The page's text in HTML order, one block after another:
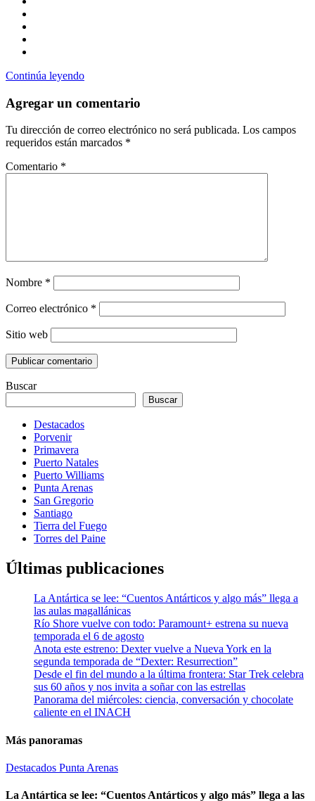
Continúa leyendo
Agregar un comentario
Tu dirección de correo electrónico no será publicada. Los campos
requeridos están marcados *
Comentario *
Nombre *
Correo electrónico *
Sitio web
Buscar
Buscar
Destacados
Porvenir
Primavera
Puerto Natales
Puerto Williams
Punta Arenas
San Gregorio
Santiago
Tierra del Fuego
Torres del Paine
Últimas publicaciones
La Antártica se lee: “Cuentos Antárticos y algo más” llega a
las aulas magallánicas
Río Shore vuelve con todo: Paramount+ estrena su nueva
temporada el 6 de agosto
Anota este estreno: Dexter vuelve a Nueva York en la
segunda temporada de “Dexter: Resurrection”
Desde el fin del mundo a la última frontera: Star Trek celebra
sus 60 años y nos invita a soñar con las estrellas
Panorama del miércoles: ciencia, conversación y chocolate
caliente en el INACH
Más panoramas
Destacados Punta Arenas
La Antártica se lee: “Cuentos Antárticos y algo más” llega a las